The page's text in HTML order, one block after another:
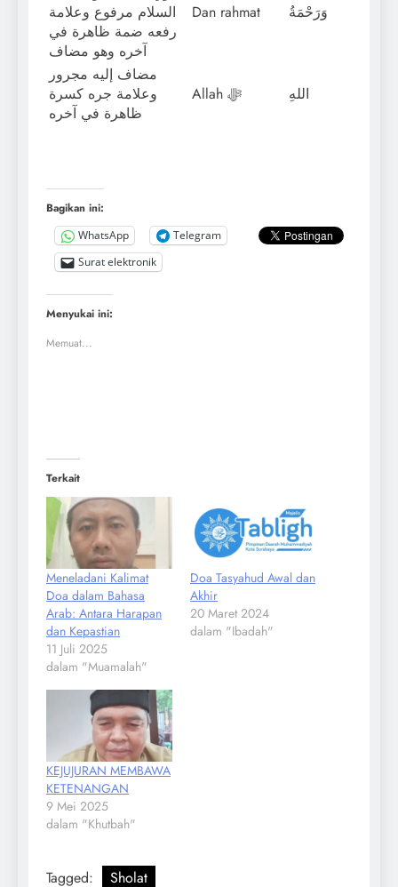
السلام مرفوع وعلامة
رفعه ضمة ظاهرة في
آخره وهو مضاف
Dan rahmat وَرَحْمَةُ
مضاف إليه مجرور
وعلامة جره كسرة
ظاهرة في آخره
Allah ﷻ اللهِ
Bagikan ini:
WhatsApp
Telegram
Surat elektronik
Menyukai ini:
Memuat...
Terkait
Meneladani Kalimat
Doa dalam Bahasa
Arab: Antara Harapan
dan Kepastian
11 Juli 2025
dalam "Muamalah"
Doa Tasyahud Awal dan
Akhir
20 Maret 2024
dalam "Ibadah"
KEJUJURAN MEMBAWA
KETENANGAN
9 Mei 2025
dalam "Khutbah"
Tagged: Sholat